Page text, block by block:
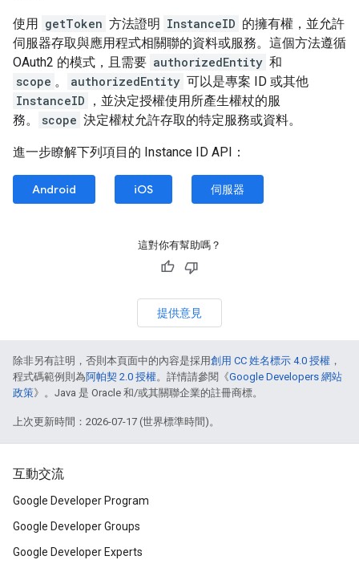
使用 getToken 方法證明 InstanceID 的擁有權，並允許
伺服器存取與應用程式相關聯的資料或服務。這個方法遵循
OAuth2 的模式，且需要 authorizedEntity 和
scope 。 authorizedEntity 可以是專案 ID 或其他
InstanceID
，並決定授權使用所產生權杖的服
務。
scope 決定權杖允許存取的特定服務或資料。
進一步瞭解下列項目的 Instance ID API：
Android iOS 伺服器
這對你有幫助嗎？
提供意見
除非另有註明，否則本頁面中的內容是採用創用 CC 姓名標示 4.0 授權 ，
程式碼範例則為阿帕契 2.0 授權。詳情請參閱《Google Developers 網站
政策》。Java 是 Oracle 和/或其關聯企業的註冊商標。
上次更新時間：2026-07-17 (世界標準時間)。
互動交流
Google Developer Program
Google Developer Groups
Google Developer Experts